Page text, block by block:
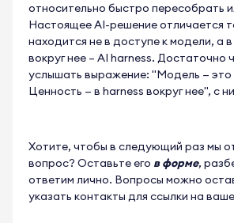
относительно быстро пересобрать
Настоящее AI-решение отличается
находится не в доступе к модели, а
вокруг нее – AI harness. Достаточно
услышать выражение: "Модель —
Ценность — в harness вокруг нее", с
Хотите, чтобы в следующий раз мы
вопрос? Оставьте его в форме,
ответим лично. Вопросы можно
указать контакты для ссылки на